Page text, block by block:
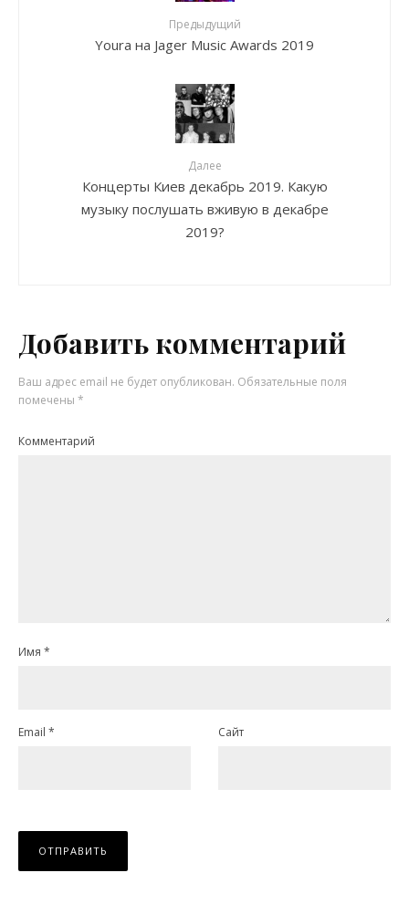
Предыдущий
Youra на Jager Music Awards 2019
Далее
Концерты Киев декабрь 2019. Какую
музыку послушать вживую в декабре
2019?
Добавить комментарий
Ваш адрес email не будет опубликован. Обязательные поля
помечены *
Комментарий
Имя *
Email * Сайт